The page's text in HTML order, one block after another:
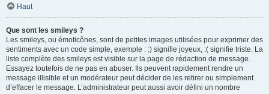
Haut
Que sont les smileys ?
Les smileys, ou émoticônes, sont de petites images utilisées pour exprimer des
sentiments avec un code simple, exemple : :) signifie joyeux, :( signifie triste. La
liste complète des smileys est visible sur la page de rédaction de message.
Essayez toutefois de ne pas en abuser. Ils peuvent rapidement rendre un
message illisible et un modérateur peut décider de les retirer ou simplement
d’effacer le message. L’administrateur peut aussi avoir défini un nombre